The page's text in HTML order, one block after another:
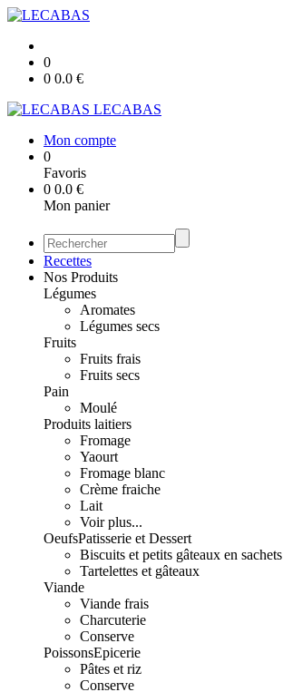
0
0 0.0 €
LECABAS
Mon compte
0
Favoris
0 0.0 €
Mon panier
Recettes
Nos Produits
Légumes
Aromates
Légumes secs
Fruits
Fruits frais
Fruits secs
Pain
Moulé
Produits laitiers
Fromage
Yaourt
Fromage blanc
Crème fraiche
Lait
Voir plus...
OeufsPatisserie et Dessert
Biscuits et petits gâteaux en sachets
Tartelettes et gâteaux
Viande
Viande frais
Charcuterie
Conserve
PoissonsEpicerie
Pâtes et riz
Conserve